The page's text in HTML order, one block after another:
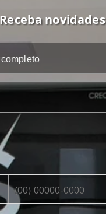
Receba novidades